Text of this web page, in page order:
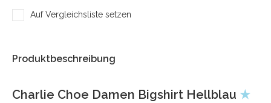
Auf Vergleichsliste setzen
Produktbeschreibung
Charlie Choe Damen Bigshirt Hellblau ★